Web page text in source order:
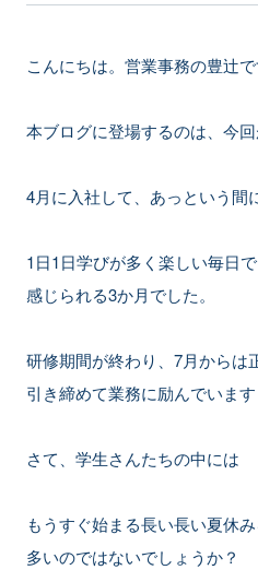
こんにちは。営業事務の豊辻で
本ブログに登場するのは、今
4月に入社して、あっという間
1日1日学びが多く楽しい毎日
感じられる3か月でした。
研修期間が終わり、7月からは
引き締めて業務に励んでいます
さて、学生さんたちの中には
もうすぐ始まる長い長い夏休
多いのではないでしょうか？